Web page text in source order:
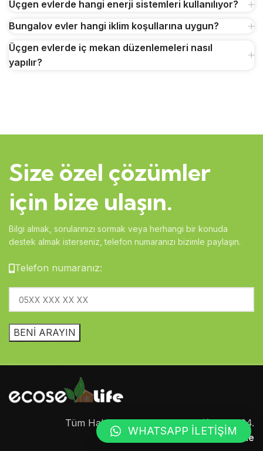
Üçgen evlerde hangi enerji sistemleri kullanılıyor?
Bungalov evler hangi iklim koşullarına uygun?
Üçgen evlerde iç mekan düzenlemeleri nasıl
yapılır?
Size özel çözümler
için bize ulaşın.
Bilgi almak, sorularınızı sormak veya herhangi bir konuda
destek almak isterseniz, telefon numaranızı bizimle paylaşın.
Telefon numaranız:
Tüm Hakları Saklıdır.Ecosev Life© 2024.
Web tasarım 🎨
WebMediCode
WHATSAPP İLETİŞİM